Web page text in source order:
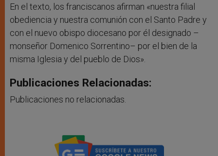
En el texto, los franciscanos afirman «nuestra filial
obediencia y nuestra comunión con el Santo Padre y
con el nuevo obispo diocesano por él designado –
monseñor Domenico Sorrentino– por el bien de la
misma Iglesia y del pueblo de Dios».
Publicaciones Relacionadas:
Publicaciones no relacionadas.